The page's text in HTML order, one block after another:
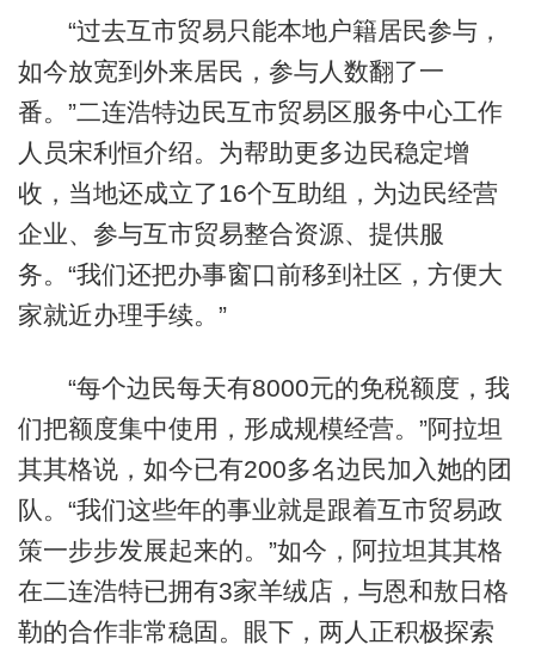
“过去互市贸易只能本地户籍居民参与，
如今放宽到外来居民，参与人数翻了一
番。”二连浩特边民互市贸易区服务中心工作
人员宋利恒介绍。为帮助更多边民稳定增
收，当地还成立了16个互助组，为边民经营
企业、参与互市贸易整合资源、提供服
务。“我们还把办事窗口前移到社区，方便大
家就近办理手续。”
“每个边民每天有8000元的免税额度，我
们把额度集中使用，形成规模经营。”阿拉坦
其其格说，如今已有200多名边民加入她的团
队。“我们这些年的事业就是跟着互市贸易政
策一步步发展起来的。”如今，阿拉坦其其格
在二连浩特已拥有3家羊绒店，与恩和敖日格
勒的合作非常稳固。眼下，两人正积极探索